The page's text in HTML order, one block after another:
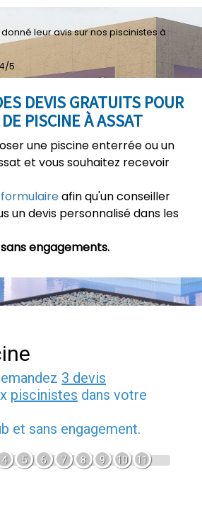
DEVIS GRATUITS POUR
PISCINE À ASSAT
une piscine enterrée ou un
et vous souhaitez recevoir
afin qu'un conseiller
un devis personnalisé dans les
engagements.
leuravis sur nos piscinistes à
/5
3 devis
piscinistes dans votre
et sans engagement.
4 5 6 7 8 9 10 11